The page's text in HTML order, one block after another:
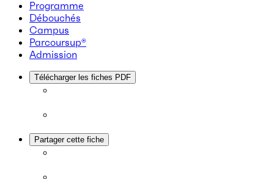
Programme
Débouchés
Campus
Parcoursup®
Admission
Télécharger les fiches PDF
Partager cette fiche